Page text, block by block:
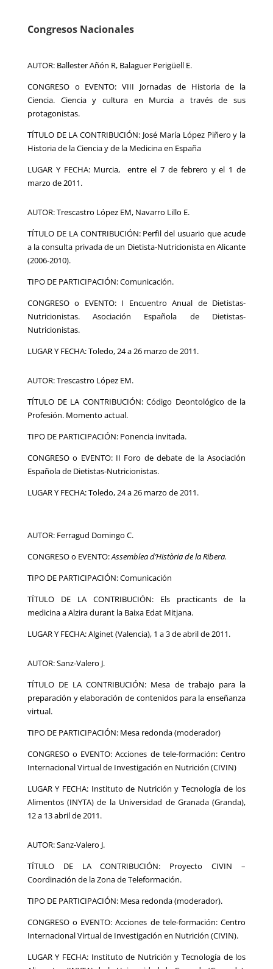
Congresos Nacionales
AUTOR: Ballester Añón R, Balaguer Perigüell E.
CONGRESO o EVENTO: VIII Jornadas de Historia de la
Ciencia. Ciencia y cultura en Murcia a través de sus
protagonistas.
TÍTULO DE LA CONTRIBUCIÓN: José María López Piñero y la
Historia de la Ciencia y de la Medicina en España
LUGAR Y FECHA: Murcia, entre el 7 de febrero y el 1 de
marzo de 2011.
AUTOR: Trescastro López EM, Navarro Lillo E.
TÍTULO DE LA CONTRIBUCIÓN: Perfil del usuario que acude
a la consulta privada de un Dietista-Nutricionista en Alicante
(2006-2010).
TIPO DE PARTICIPACIÓN: Comunicación.
CONGRESO o EVENTO: I Encuentro Anual de Dietistas-
Nutricionistas. Asociación Española de Dietistas-
Nutricionistas.
LUGAR Y FECHA: Toledo, 24 a 26 marzo de 2011.
AUTOR: Trescastro López EM.
TÍTULO DE LA CONTRIBUCIÓN: Código Deontológico de la
Profesión. Momento actual.
TIPO DE PARTICIPACIÓN: Ponencia invitada.
CONGRESO o EVENTO: II Foro de debate de la Asociación
Española de Dietistas-Nutricionistas.
LUGAR Y FECHA: Toledo, 24 a 26 marzo de 2011.
AUTOR: Ferragud Domingo C.
CONGRESO o EVENTO:Assemblea d’Història de la Ribera.
TIPO DE PARTICIPACIÓN: Comunicación
TÍTULO DE LA CONTRIBUCIÓN: Els practicants de la
medicina a Alzira durant la Baixa Edat Mitjana.
LUGAR Y FECHA: Alginet (Valencia), 1 a 3 de abril de 2011.
AUTOR: Sanz-Valero J.
TÍTULO DE LA CONTRIBUCIÓN: Mesa de trabajo para la
preparación y elaboración de contenidos para la enseñanza
virtual.
TIPO DE PARTICIPACIÓN: Mesa redonda (moderador)
CONGRESO o EVENTO: Acciones de tele-formación: Centro
Internacional Virtual de Investigación en Nutrición (CIVIN)
LUGAR Y FECHA: Instituto de Nutrición y Tecnología de los
Alimentos (INYTA) de la Universidad de Granada (Granda),
12 a 13 abril de 2011.
AUTOR: Sanz-Valero J.
TÍTULO DE LA CONTRIBUCIÓN: Proyecto CIVIN –
Coordinación de la Zona de Teleformación.
TIPO DE PARTICIPACIÓN: Mesa redonda (moderador).
CONGRESO o EVENTO: Acciones de tele-formación: Centro
Internacional Virtual de Investigación en Nutrición (CIVIN).
LUGAR Y FECHA: Instituto de Nutrición y Tecnología de los